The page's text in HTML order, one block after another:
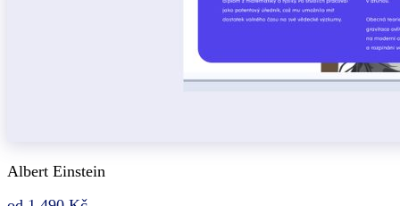
Albert Einstein